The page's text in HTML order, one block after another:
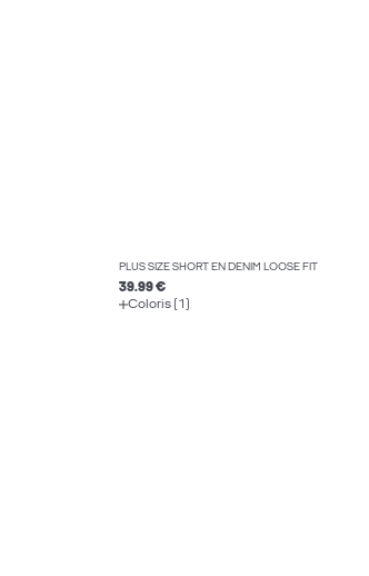
PLUS SIZE SHORT EN DENIM LOOSE FIT
39.99 €
Coloris (1)